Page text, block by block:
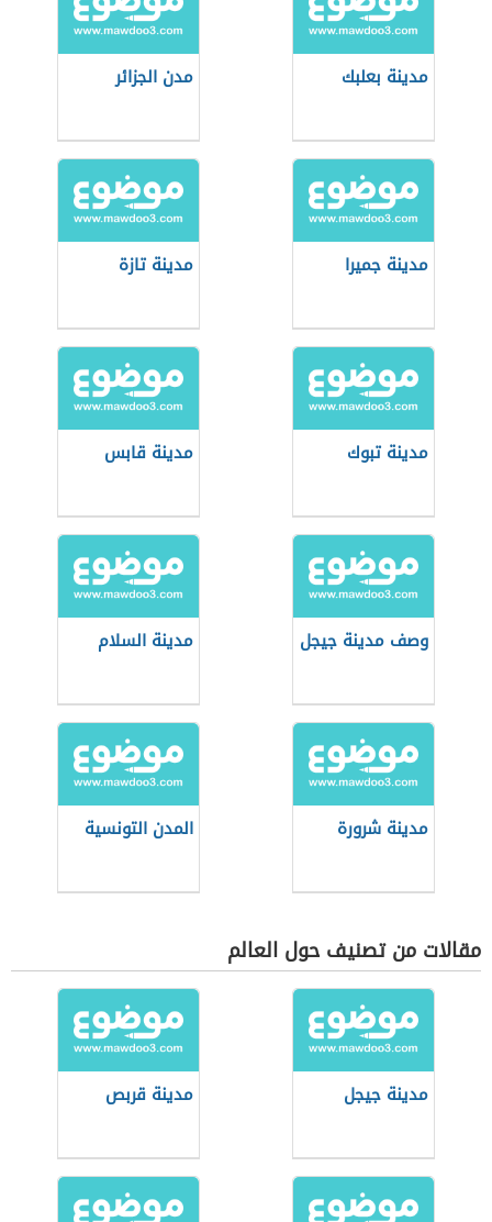
مدينة بعلبك مدن الجزائر
مدينة جميرا مدينة تازة
مدينة تبوك مدينة قابس
وصف مدينة جيجل مدينة السلام
مدينة شرورة المدن التونسية
مقالات من تصنيف حول العالم
مدينة جيجل مدينة قربص